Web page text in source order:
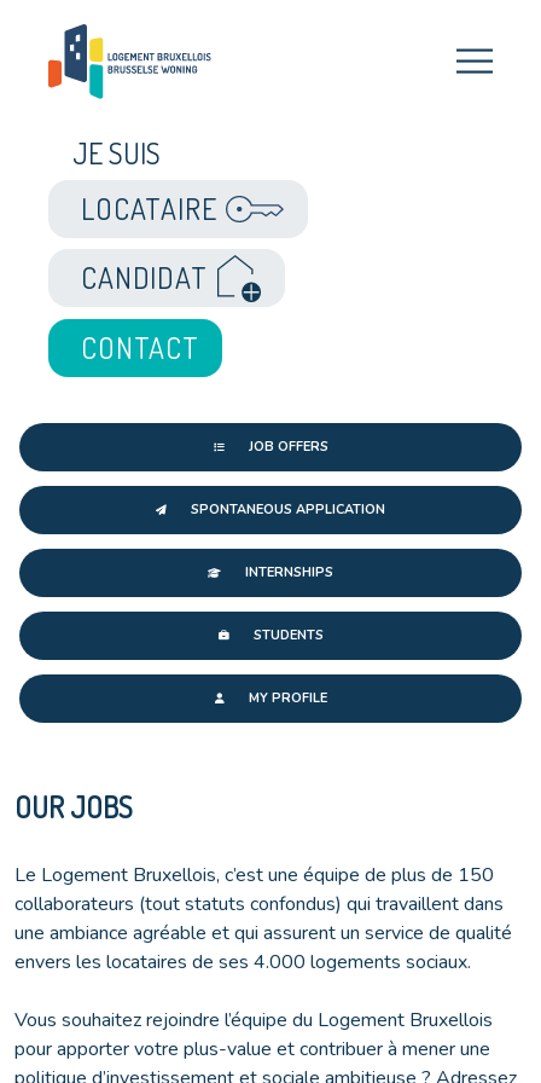
JE SUIS
LOCATAIRE
CANDIDAT
CONTACTJOB OFFERS
SPONTANEOUS APPLICATION
INTERNSHIPS
STUDENTS
MY PROFILE
OUR JOBS
Le Logement Bruxellois, c’est une équipe de plus de 150
collaborateurs (tout statuts confondus) qui travaillent dans
une ambiance agréable et qui assurent un service de qualité
envers les locataires de ses 4.000 logements sociaux.
Vous souhaitez rejoindre l’équipe du Logement Bruxellois
pour apporter votre plus-value et contribuer à mener une
politique d’investissement et sociale ambitieuse ? Adressez